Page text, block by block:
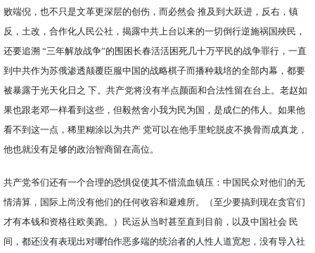
败端倪，也不只是文革更深层的创伤，而必然会 推及到大跃进，反右，镇
反，土改，合作化人民公社，揭露中共上台以来的一切倒行逆施祸国殃民，
还要追溯 “三年解放战争”的围困长春活活困死几十万平民的战争罪行，一直
到中共作为苏俄渗透颠覆臣服中国的战略棋子而播种栽培的全部内幕，都要
被暴露于光天化日之 下。共产党将没有半点颜面和合法性留在台上。老赵如
果也跟老邓一样看到这些，但毅然舍小我为民为国，是成仁的伟人。如果他
看不到这一点，稀里糊涂以为共产 党可以在他手里蛇脱皮不换骨而成真龙，
他也就没有足够的政治智商留在高位。
共产党爷们还有一个合理的恐惧促使其不惜流血镇压：中国民众对他们的无
情清算，国际上尚没有他们的任何收容和避难所。（至少要搞到现在贪官们
才有本钱和资格往欧美跑。）民运从当时甚至直到目前，以及中国社会 民
间，都还没有表现出对哪怕作恶多端的统治者的人性人道宽恕，没有导入社